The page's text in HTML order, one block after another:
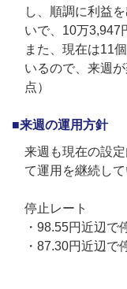
し、順調に利益
いで、10万3,947
また、現在は11
いるので、来週
点）
■来週の運用方針
来週も現在の設
て運用を継続して
停止レート
・98.55円近辺で
・87.30円近辺で